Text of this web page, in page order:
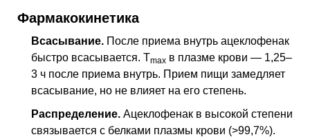
Фармакокинетика
Всасывание. После приема внутрь ацеклофенак
быстро всасывается. Tmax в плазме крови — 1,25–
3 ч после приема внутрь. Прием пищи замедляет
всасывание, но не влияет на его степень.
Распределение. Ацеклофенак в высокой степени
связывается с белками плазмы крови (>99,7%).